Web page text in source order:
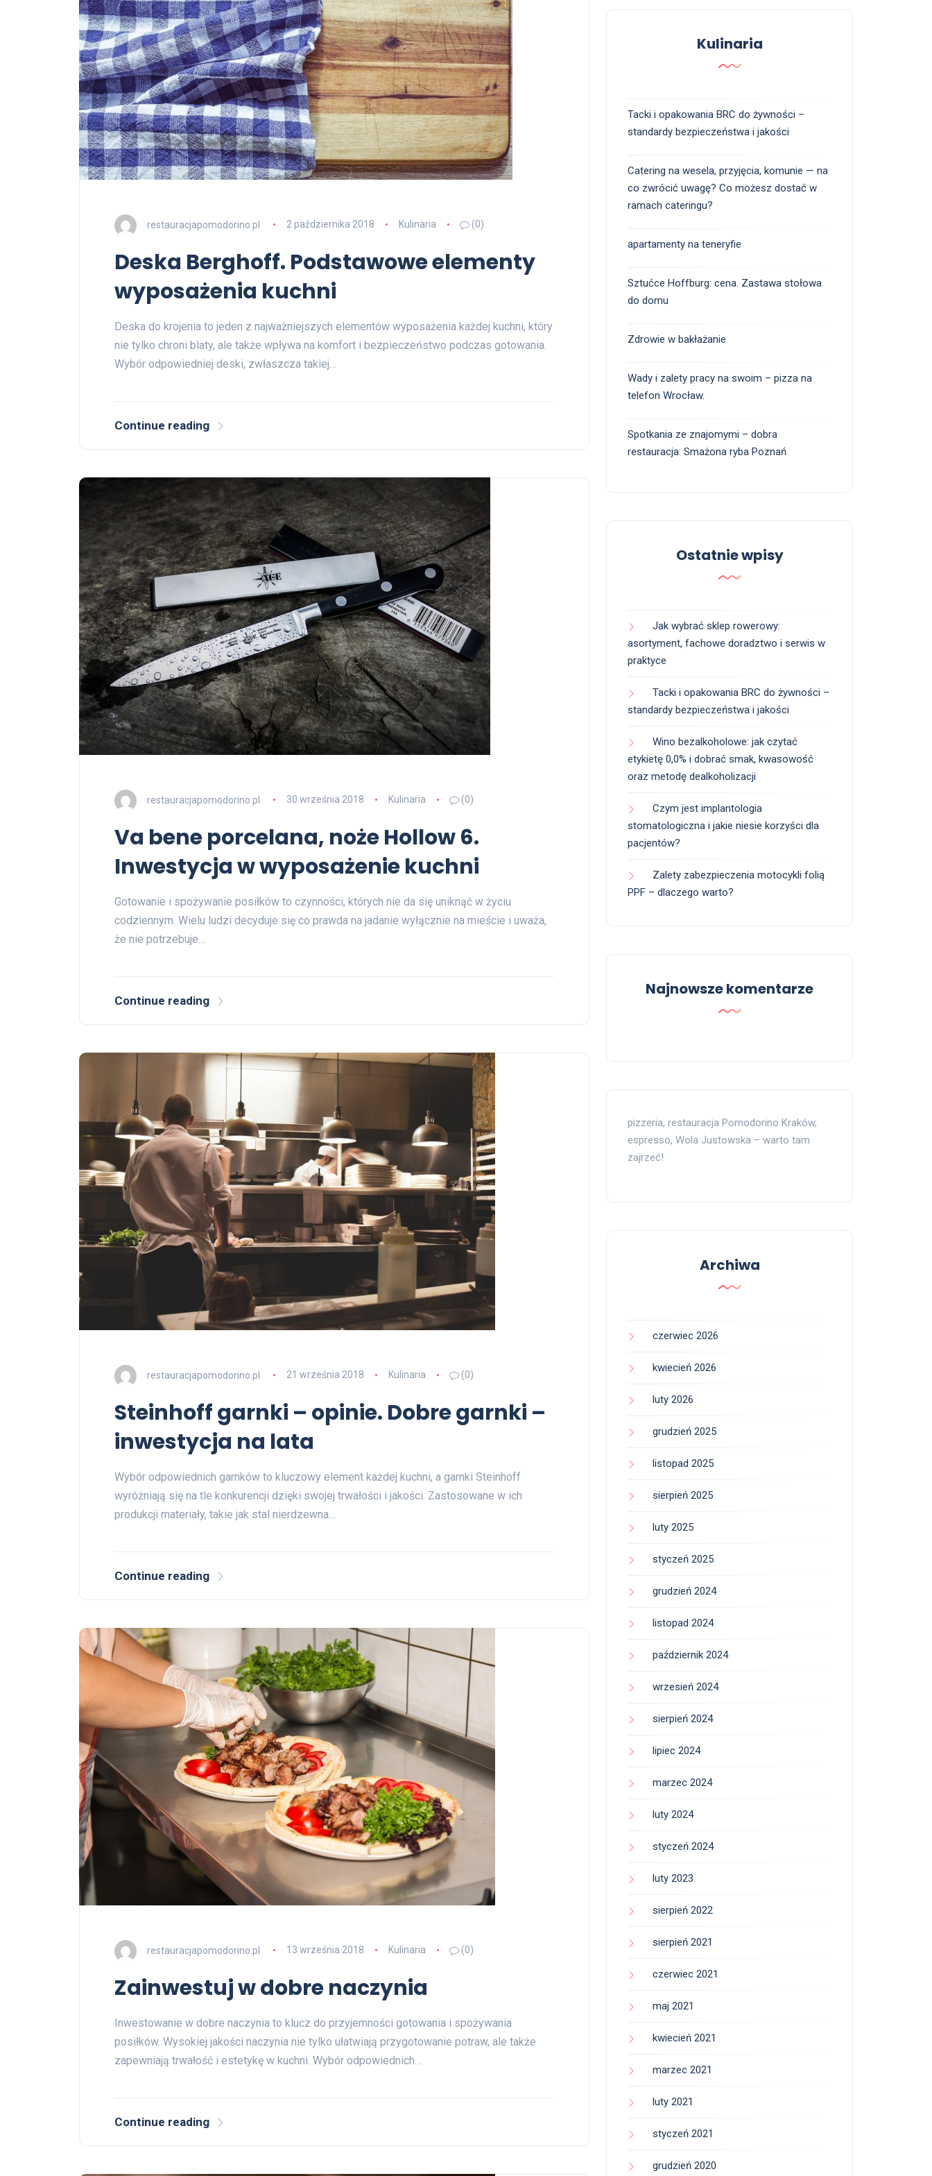
restauracjapomodorino.pl 2 października 2018 Kulinaria (0)
Deska Berghoff. Podstawowe elementy
wyposażenia kuchni
Deska do krojenia to jeden z najważniejszych elementów wyposażenia każdej kuchni, który
nie tylko chroni blaty, ale także wpływa na komfort i bezpieczeństwo podczas gotowania.
Wybór odpowiedniej deski, zwłaszcza takiej…
Continue reading
restauracjapomodorino.pl 30 września 2018 Kulinaria (0)
Va bene porcelana, noże Hollow 6.
Inwestycja w wyposażenie kuchni
Gotowanie i spożywanie posiłków to czynności, których nie da się uniknąć w życiu
codziennym. Wielu ludzi decyduje się co prawda na jadanie wyłącznie na mieście i uważa,
że nie potrzebuje…
Continue reading
restauracjapomodorino.pl 21 września 2018 Kulinaria (0)
Steinhoff garnki – opinie. Dobre garnki –
inwestycja na lata
Wybór odpowiednich garnków to kluczowy element każdej kuchni, a garnki Steinhoff
wyróżniają się na tle konkurencji dzięki swojej trwałości i jakości. Zastosowane w ich
produkcji materiały, takie jak stal nierdzewna…
Continue reading
restauracjapomodorino.pl 13 września 2018 Kulinaria (0)
Zainwestuj w dobre naczynia
Inwestowanie w dobre naczynia to klucz do przyjemności gotowania i spożywania
posiłków. Wysokiej jakości naczynia nie tylko ułatwiają przygotowanie potraw, ale także
zapewniają trwałość i estetykę w kuchni. Wybór odpowiednich…
Continue reading
Kulinaria
Tacki i opakowania BRC do żywności –
standardy bezpieczeństwa i jakości
Catering na wesela, przyjęcia, komunie — na
co zwrócić uwagę? Co możesz dostać w
ramach cateringu?
apartamenty na teneryfie
Sztućce Hoffburg: cena. Zastawa stołowa
do domu
Zdrowie w bakłażanie
Wady i zalety pracy na swoim – pizza na
telefon Wrocław.
Spotkania ze znajomymi – dobra
restauracja: Smażona ryba Poznań
Ostatnie wpisy
Jak wybrać sklep rowerowy:
asortyment, fachowe doradztwo i serwis w
praktyce
Tacki i opakowania BRC do żywności –
standardy bezpieczeństwa i jakości
Wino bezalkoholowe: jak czytać
etykietę 0,0% i dobrać smak, kwasowość
oraz metodę dealkoholizacji
Czym jest implantologia
stomatologiczna i jakie niesie korzyści dla
pacjentów?
Zalety zabezpieczenia motocykli folią
PPF – dlaczego warto?
Najnowsze komentarze
pizzeria, restauracja Pomodorino Kraków,
espresso, Wola Justowska – warto tam
zajrzeć!
Archiwa
czerwiec 2026
kwiecień 2026
luty 2026
grudzień 2025
listopad 2025
sierpień 2025
luty 2025
styczeń 2025
grudzień 2024
listopad 2024
październik 2024
wrzesień 2024
sierpień 2024
lipiec 2024
marzec 2024
luty 2024
styczeń 2024
luty 2023
sierpień 2022
sierpień 2021
czerwiec 2021
maj 2021
kwiecień 2021
marzec 2021
luty 2021
styczeń 2021
grudzień 2020